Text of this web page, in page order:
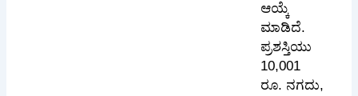
ಆಯ್ಕೆ
ಮಾಡಿದೆ.
ಪ್ರಶಸ್ತಿಯು
10,001
ರೂ. ನಗದು,